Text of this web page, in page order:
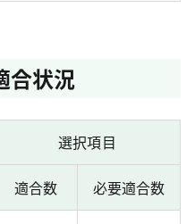
状況
選択項目
適合数 必要適合数